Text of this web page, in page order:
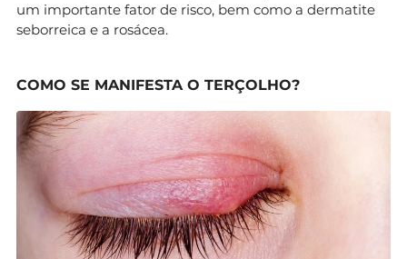
um importante fator de risco, bem como a dermatite
seborreica e a rosácea.
COMO SE MANIFESTA O TERÇOLHO?